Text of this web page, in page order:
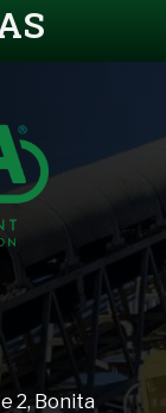
2, Bonita